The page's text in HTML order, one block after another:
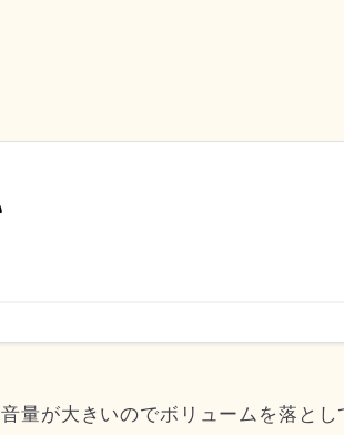
が大きいのでボリュームを落とし